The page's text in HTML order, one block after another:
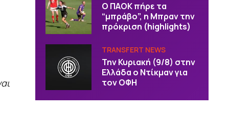
Ο ΠΑΟΚ πήρε τα
“μπράβο”, η Μπραν την
πρόκριση (highlights)
TRANSFERT NEWS
Την Κυριακή (9/8) στην
Ελλάδα ο Ντίκμαν για
τον ΟΦΗ